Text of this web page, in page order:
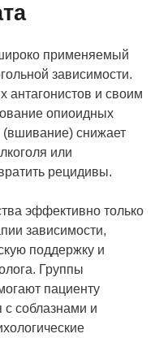
применяемый
зависимости.
антагонистов и своим
опиоидных
(вшивание) снижает
или
рецидивы.
эффективно только
зависимости,
поддержку и
Группы
пациенту
с соблазнами и